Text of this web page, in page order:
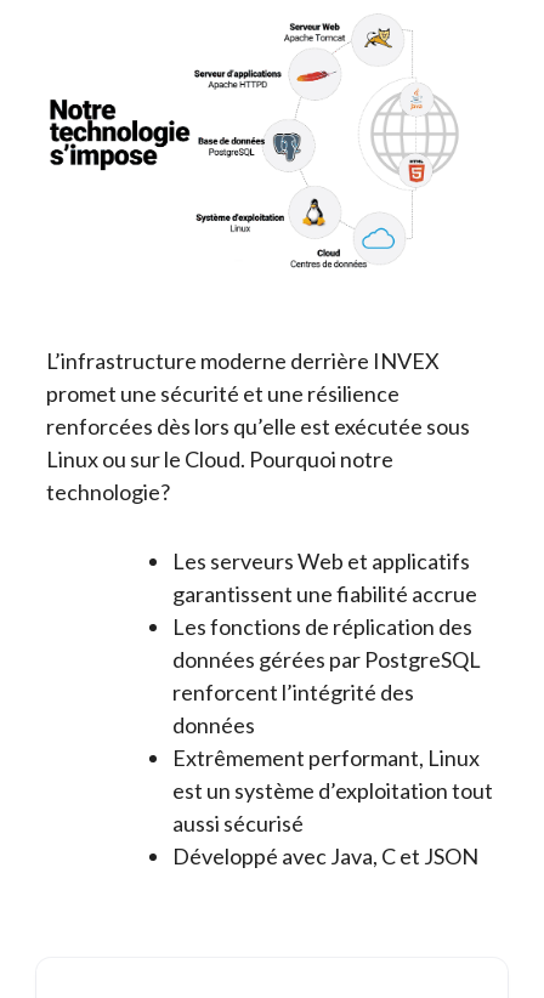
L’infrastructure moderne derrière INVEX
promet une sécurité et une résilience
renforcées dès lors qu’elle est exécutée sous
Linux ou sur le Cloud. Pourquoi notre
technologie?
Les serveurs Web et applicatifs
garantissent une fiabilité accrue
Les fonctions de réplication des
données gérées par PostgreSQL
renforcent l’intégrité des
données
Extrêmement performant, Linux
est un système d’exploitation tout
aussi sécurisé
Développé avec Java, C et JSON